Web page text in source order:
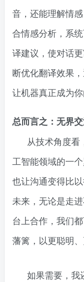
音，还能理解情
合情感分析，系
译建议，使对话
断优化翻译效果
让机器真正成为你
总而言之：无界
从技术角度看
工智能领域的一
也让沟通变得比
未来，无论是走
台上合作，我们
藩篱，以更聪明
如果需要，我